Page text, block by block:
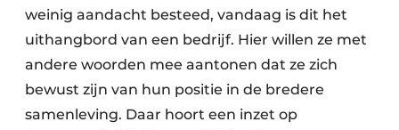
weinig aandacht besteed, vandaag is dit het
uithangbord van een bedrijf. Hier willen ze met
andere woorden mee aantonen dat ze zich
bewust zijn van hun positie in de bredere
samenleving. Daar hoort een inzet op